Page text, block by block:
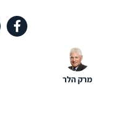
מרק הלר